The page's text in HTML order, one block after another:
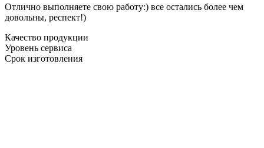
Отлично выполняете свою работу:) все остались более чем
довольны, респект!)
Качество продукции
Уровень сервиса
Срок изготовления